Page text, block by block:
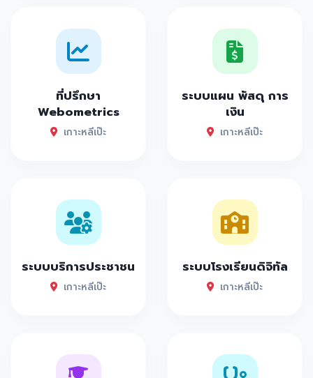
ที่ปรึกษา
Webometrics
เกาะหลีเป๊ะ
ระบบแผน พัสดุ การ
เงิน
เกาะหลีเป๊ะ
ระบบบริการประชาชน
เกาะหลีเป๊ะ
ระบบโรงเรียนดิจิทัล
เกาะหลีเป๊ะ